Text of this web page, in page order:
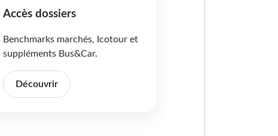
Accès dossiers
Benchmarks marchés, Icotour et
suppléments Bus&Car.
Découvrir